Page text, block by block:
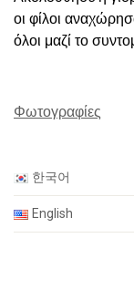
οι φίλοι
όλοι μαζί το
Φωτογραφίες
한국어
English